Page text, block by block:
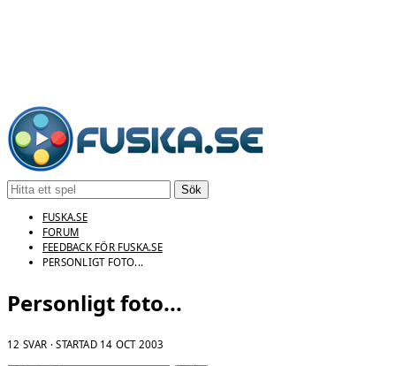
Sök
FUSKA.SE
FORUM
FEEDBACK FÖR FUSKA.SE
PERSONLIGT FOTO...
Personligt foto...
12 SVAR · STARTAD 14 OCT 2003